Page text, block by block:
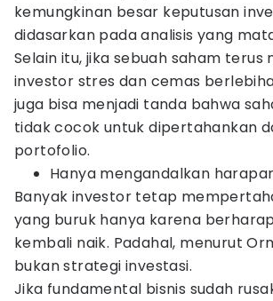
kemungkinan besar keputusan
didasarkan pada analisis yang
Selain itu, jika sebuah saham terus
investor stres dan cemas
juga bisa menjadi tanda bahwa
tidak cocok untuk dipertahankan
portofolio.
Hanya mengandalkan
Banyak investor tetap
yang buruk hanya karena
kembali naik. Padahal, menurut
bukan strategi investasi.
Jika fundamental bisnis sudah